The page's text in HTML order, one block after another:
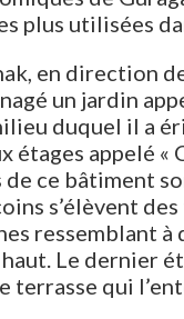
plus utilisées
en direction
un jardin
duquel il a
étages appelé «
de ce bâtiment
s’élèvent
ressemblant à
Le dernier
terrasse qui